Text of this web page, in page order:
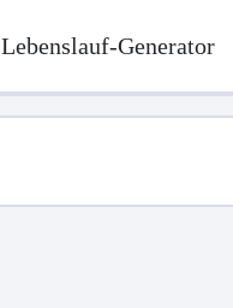
Lebenslauf-Generator